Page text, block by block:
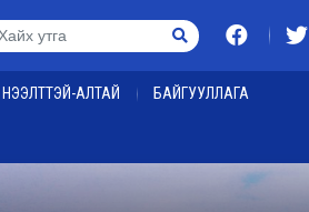
НЭЭЛТТЭЙ-АЛТАЙ БАЙГУУЛЛАГА